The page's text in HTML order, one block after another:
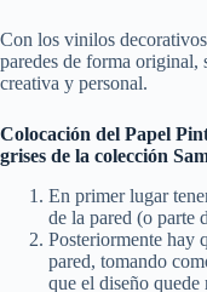
Con los vinilos
paredes de forma original,
creativa y personal.
Colocación del Papel
grises de la colección
En primer lugar
de la pared (o parte
Posteriormente hay
pared, tomando
que el diseño quede